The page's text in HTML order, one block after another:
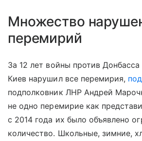
Множество
перемирий
За 12 лет войны против
Киев нарушил все перемирия,
подполковник ЛНР Андрей
не одно перемирие как
с 2014 года их было объявлено
количество. Школьные, зимние,